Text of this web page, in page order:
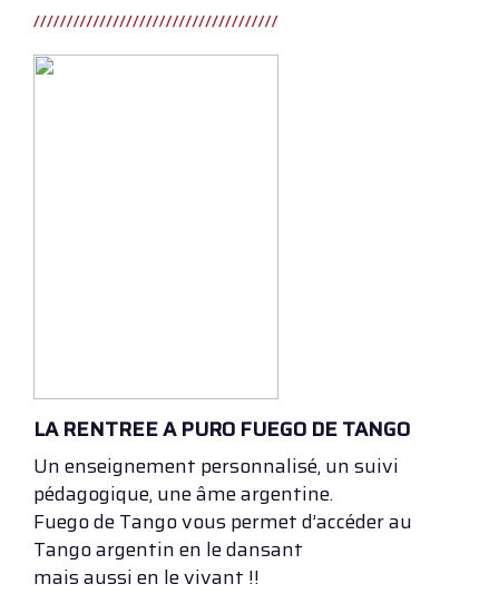
LA RENTREE A PURO FUEGO DE TANGO
Un enseignement personnalisé, un suivi
pédagogique, une âme argentine.
Fuego de Tango vous permet d’accéder au
Tango argentin en le dansant
mais aussi en le vivant !!